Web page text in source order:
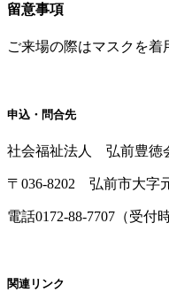
留意事項
ご来場の際はマスクを着
申込・問合先
社会福祉法人 弘前豊徳
〒036-8202 弘前市大字
電話0172-88-7707（受付
関連リンク